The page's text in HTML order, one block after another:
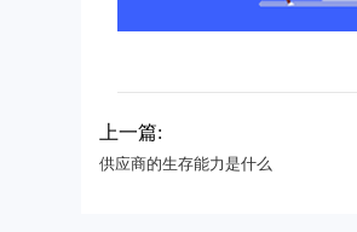
上一篇:
供应商的生存能力是什么